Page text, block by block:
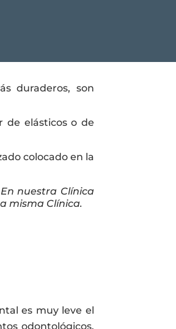
duraderos, son
de elásticos o de
colocado en la
nuestra Clínica
misma Clínica.
es muy leve el
odontológicos.